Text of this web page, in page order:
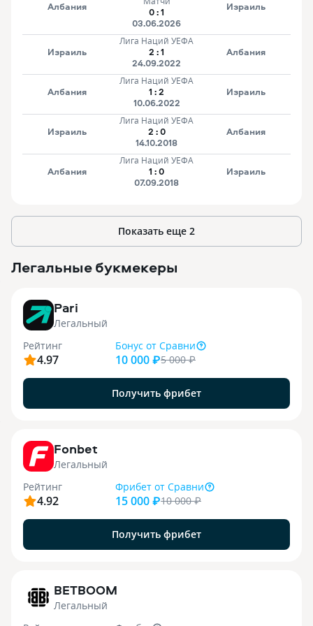
Албания 0:1
03.06.2026
Израиль
Израиль
Лига Наций УЕФА
2 :1
24.09.2022
Албания
Албания
Лига Наций УЕФА
1 :2
10.06.2022
Израиль
Израиль
Лига Наций УЕФА
2 :0
14.10.2018
Албания
Албания
Лига Наций УЕФА
1 :0
07.09.2018
Израиль
Показать еще 2
Легальные букмекеры
Pari
Легальный
Рейтинг
4.97
Бонус от Сравни
10 000 ₽5 000₽
Получить фрибет
Fonbet
Легальный
Рейтинг
4.92
Фрибет от Сравни
15 000 ₽10 000₽
Получить фрибет
BETBOOM
Легальный